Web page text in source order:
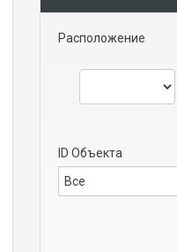
Расположение
ID Объекта